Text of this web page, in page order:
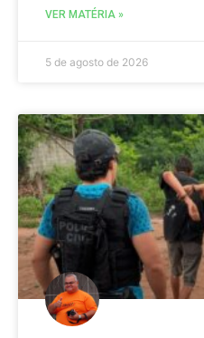
VER MATÉRIA »
5 de agosto de 2026